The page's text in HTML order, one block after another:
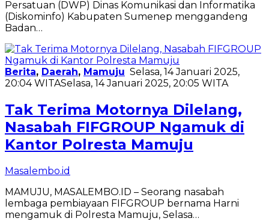
Persatuan (DWP) Dinas Komunikasi dan Informatika
(Diskominfo) Kabupaten Sumenep menggandeng
Badan…
Berita, Daerah, Mamuju Selasa, 14 Januari 2025,
20:04 WITASelasa, 14 Januari 2025, 20:05 WITA
Tak Terima Motornya Dilelang,
Nasabah FIFGROUP Ngamuk di
Kantor Polresta Mamuju
Masalembo.id
MAMUJU, MASALEMBO.ID – Seorang nasabah
lembaga pembiayaan FIFGROUP bernama Harni
mengamuk di Polresta Mamuju, Selasa…